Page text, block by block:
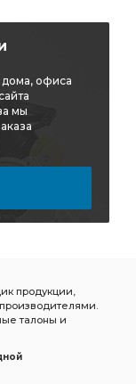
дома, офиса
мы
продукции,
талоны и